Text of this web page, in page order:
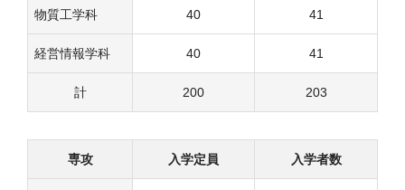
物質工学科 40 41
経営情報学科 40 41
計 200 203
専攻 入学定員 入学者数